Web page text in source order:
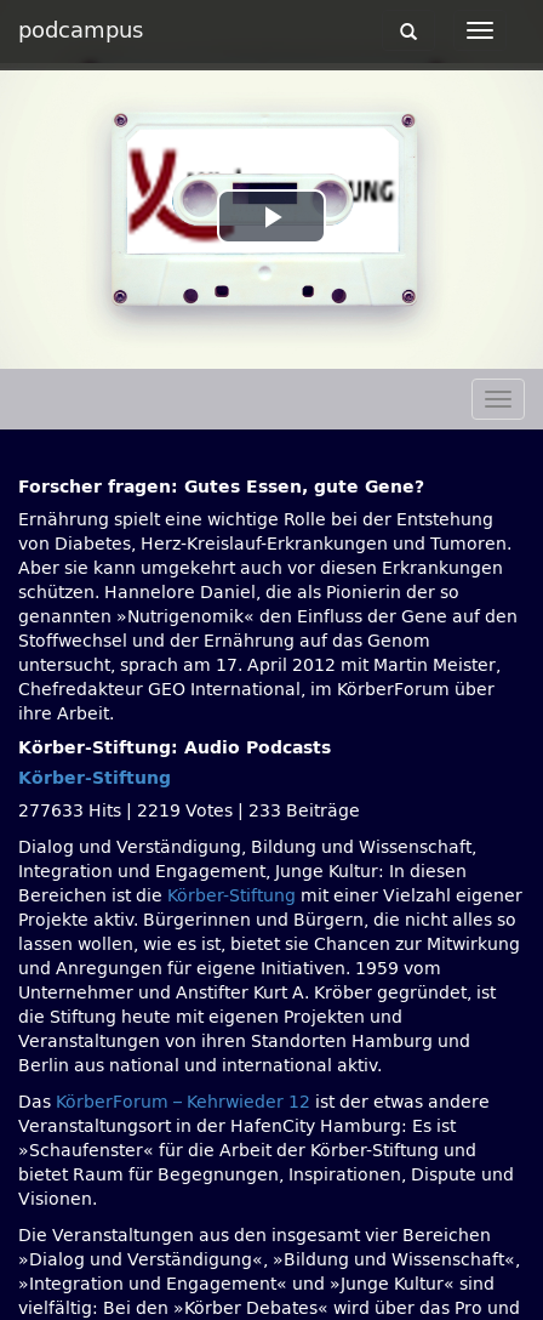
podcampus
Toggle
Toggle
Play
Video
Forscher fragen: Gutes Essen, gute Gene?
Ernährung spielt eine wichtige Rolle bei der Entstehung
von Diabetes, Herz-Kreislauf-Erkrankungen und Tumoren.
Aber sie kann umgekehrt auch vor diesen Erkrankungen
schützen. Hannelore Daniel, die als Pionierin der so
genannten »Nutrigenomik« den Einfluss der Gene auf den
Stoffwechsel und der Ernährung auf das Genom
untersucht, sprach am 17. April 2012 mit Martin Meister,
Chefredakteur GEO International, im KörberForum über
ihre Arbeit.
Körber-Stiftung: Audio Podcasts
Körber-Stiftung
277633 Hits
2219 Votes
233 Beiträge
Dialog und Verständigung, Bildung und Wissenschaft,
Integration und Engagement, Junge Kultur: In diesen
Bereichen ist die Körber-Stiftung mit einer Vielzahl eigener
Projekte aktiv. Bürgerinnen und Bürgern, die nicht alles so
lassen wollen, wie es ist, bietet sie Chancen zur Mitwirkung
und Anregungen für eigene Initiativen. 1959 vom
Unternehmer und Anstifter Kurt A. Kröber gegründet, ist
die Stiftung heute mit eigenen Projekten und
Veranstaltungen von ihren Standorten Hamburg und
Berlin aus national und international aktiv.
Das KörberForum – Kehrwieder 12 ist der etwas andere
Veranstaltungsort in der HafenCity Hamburg: Es ist
»Schaufenster« für die Arbeit der Körber-Stiftung und
bietet Raum für Begegnungen, Inspirationen, Dispute und
Visionen.
Die Veranstaltungen aus den insgesamt vier Bereichen
»Dialog und Verständigung«, »Bildung und Wissenschaft«,
»Integration und Engagement« und »Junge Kultur« sind
vielfältig: Bei den »Körber Debates« wird über das Pro und